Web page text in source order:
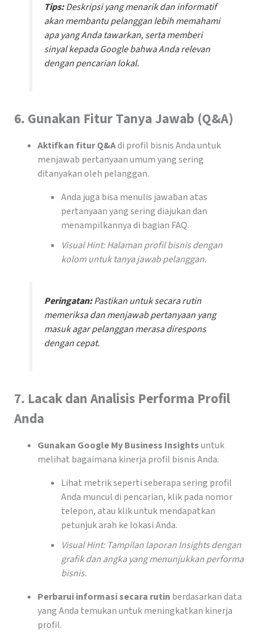
Tips:Deskripsi yang menarik dan informatif
akan membantu pelanggan lebih memahami
apa yang Anda tawarkan, serta memberi
sinyal kepada Google bahwa Anda relevan
dengan pencarian lokal.
6. Gunakan Fitur Tanya Jawab (Q&A)
Aktifkan fitur Q&Adi profil bisnis Anda untuk
menjawab pertanyaan umum yang sering
ditanyakan oleh pelanggan.
Anda juga bisa menulis jawaban atas
pertanyaan yang sering diajukan dan
menampilkannya di bagian FAQ.
Visual Hint: Halaman profil bisnis dengan
kolom untuk tanya jawab pelanggan.
Peringatan:Pastikan untuk secara rutin
memeriksa dan menjawab pertanyaan yang
masuk agar pelanggan merasa direspons
dengan cepat.
7. Lacak dan Analisis Performa Profil
Anda
Gunakan Google My Business Insightsuntuk
melihat bagaimana kinerja profil bisnis Anda.
Lihat metrik seperti seberapa sering profil
Anda muncul di pencarian, klik pada nomor
telepon, atau klik untuk mendapatkan
petunjuk arah ke lokasi Anda.
Visual Hint: Tampilan laporan Insights dengan
grafik dan angka yang menunjukkan performa
bisnis.
Perbarui informasi secara rutin berdasarkan data
yang Anda temukan untuk meningkatkan kinerja
profil.